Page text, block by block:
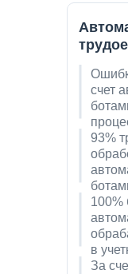
счет
93%
100%
в
За